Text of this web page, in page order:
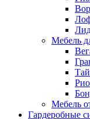
Мебель
Мебель
Гардеробные